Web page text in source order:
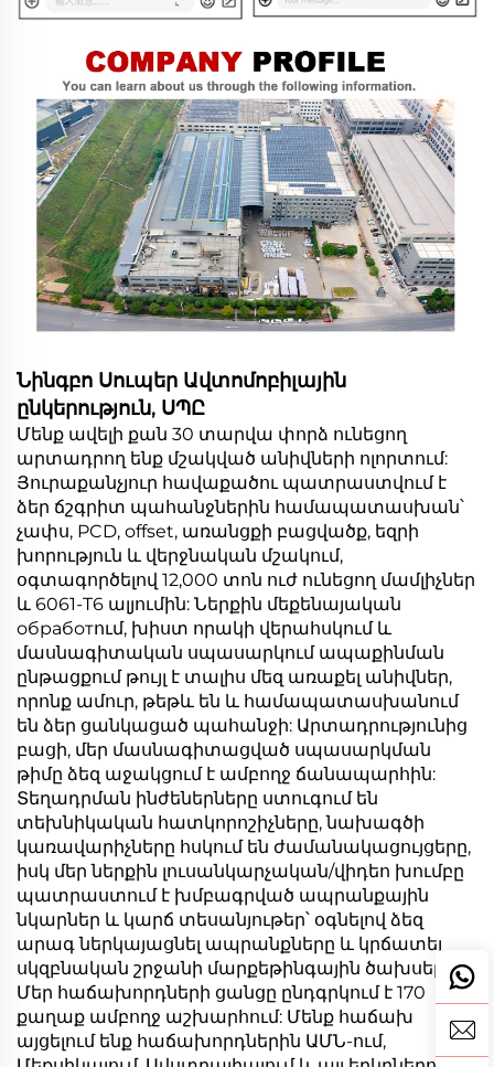
Նինգբո Սուպեր Ավտոմոբիլային
ընկերություն, ՍՊԸ
Մենք ավելի քան 30 տարվա փորձ ունեցող
արտադրող ենք մշակված անիվների ոլորտում:
Յուրաքանչյուր հավաքածու պատրաստվում է
ձեր ճշգրիտ պահանջներին համապատասխան՝
չափս, PCD, offset, առանցքի բացվածք, եզրի
խորություն և վերջնական մշակում,
օգտագործելով 12,000 տոն ուժ ունեցող մամլիչներ
և 6061-T6 ալյումին: Ներքին մեքենայական
обработում, խիստ որակի վերահսկում և
մասնագիտական սպասարկում ապաքինման
ընթացքում թույլ է տալիս մեզ առաքել անիվներ,
որոնք ամուր, թեթև են և համապատասխանում
են ձեր ցանկացած պահանջի: Արտադրությունից
բացի, մեր մասնագիտացված սպասարկման
թիմը ձեզ աջակցում է ամբողջ ճանապարհին:
Տեղադրման ինժեներները ստուգում են
տեխնիկական հատկորոշիչները, նախագծի
կառավարիչները հսկում են ժամանակացույցերը,
իսկ մեր ներքին լուսանկարչական/վիդեո խումբը
պատրաստում է խմբագրված ապրանքային
նկարներ և կարճ տեսանյութեր՝ օգնելով ձեզ
արագ ներկայացնել ապրանքները և կրճատել
սկզբնական շրջանի մարքեթինգային ծախսերը:
Մեր հաճախորդների ցանցը ընդգրկում է 170
քաղաք ամբողջ աշխարհում: Մենք հաճախ
այցելում ենք հաճախորդներին ԱՄՆ-ում,